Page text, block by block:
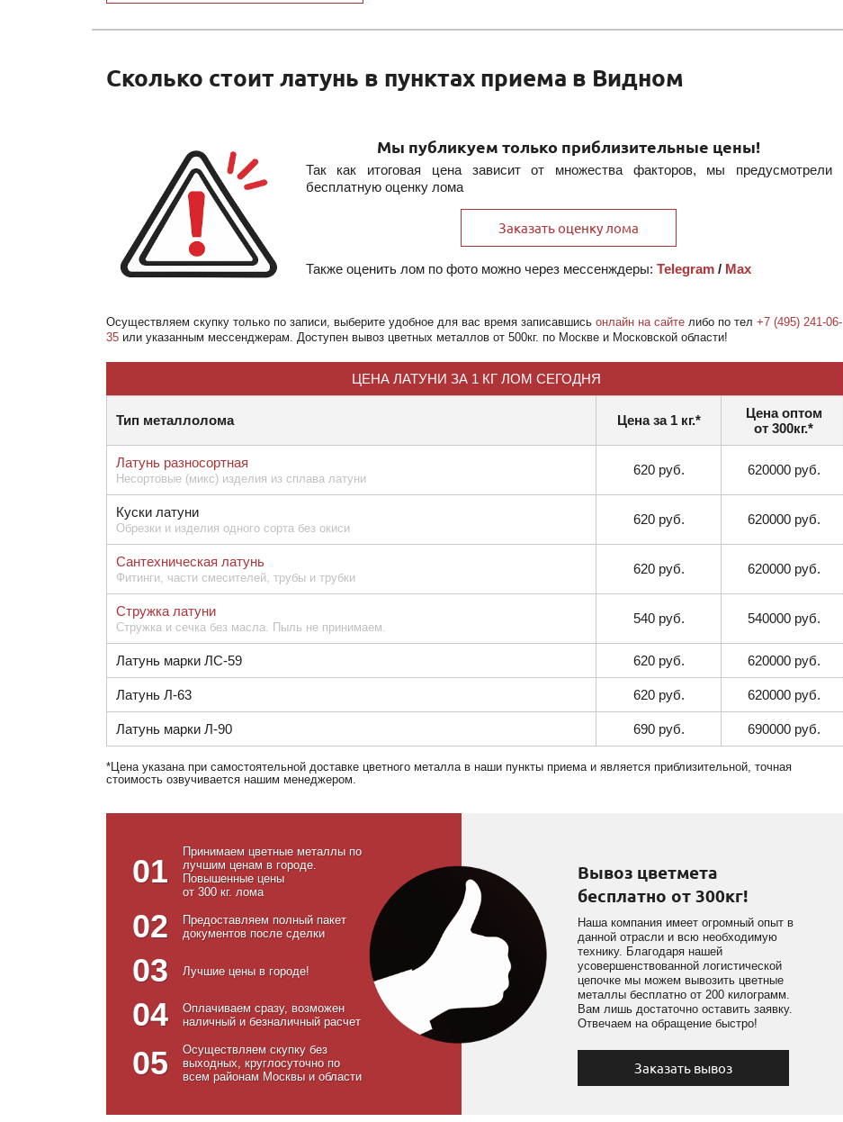
Сколько стоит латунь в пунктах приема в Видном
Мы публикуем только приблизительные цены!
Так как итоговая цена зависит от множества факторов, мы предусмотрели
бесплатную оценку лома
Заказать оценку лома
Также оценить лом по фото можно через мессенждеры: Telegram/ Max
Осуществляем скупку только по записи, выберите удобное для вас время записавшись онлайн на сайте либо по тел +7 (495) 241-06-
35 или указанным мессенджерам. Доступен вывоз цветных металлов от 500кг. по Москве и Московской области!
ЦЕНА ЛАТУНИ ЗА 1 КГ ЛОМ СЕГОДНЯ
Тип металлолома Цена за 1 кг.*
Цена оптом
от 300кг.*
Латунь разносортная
Несортовые (микс) изделия из сплава латуни
620 руб. 620000 руб.
Куски латуни
Обрезки и изделия одного сорта без окиси
620 руб. 620000 руб.
Сантехническая латунь
Фитинги, части смесителей, трубы и трубки
620 руб. 620000 руб.
Стружка латуни
Стружка и сечка без масла. Пыль не принимаем.
540 руб. 540000 руб.
Латунь марки ЛС-59 620 руб. 620000 руб.
Латунь Л-63 620 руб. 620000 руб.
Латунь марки Л-90 690 руб. 690000 руб.
*Цена указана при самостоятельной доставке цветного металла в наши пункты приема и является приблизительной, точная
стоимость озвучивается нашим менеджером.
01
Принимаем цветные металлы по
лучшим ценам в городе.
Повышенные цены
от 300 кг. лома
02
Предоставляем полный пакет
документов после сделки
03 Лучшие цены в городе!
04
Оплачиваем сразу, возможен
наличный и безналичный расчет
05
Осуществляем скупку без
выходных, круглосуточно по
всем районам Москвы и области
Вывоз цветмета
бесплатно от 300кг!
Наша компания имеет огромный опыт в
данной отрасли и всю необходимую
технику. Благодаря нашей
усовершенствованной логистической
цепочке мы можем вывозить цветные
металлы бесплатно от 200 килограмм.
Вам лишь достаточно оставить заявку.
Отвечаем на обращение быстро!
Заказать вывоз